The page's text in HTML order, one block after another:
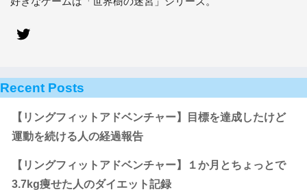
Recent Posts
【リングフィットアドベンチャー】目標を達成したけど
運動を続ける人の経過報告
【リングフィットアドベンチャー】１か月とちょっとで
3.7kg痩せた人のダイエット記録